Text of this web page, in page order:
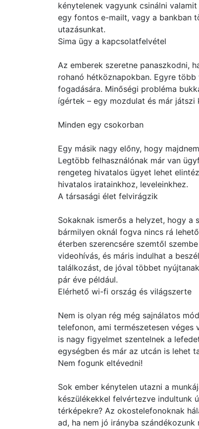
kénytelenek vagyunk csinálni
egy fontos e-mailt, vagy a bankban
utazásunkat.
Sima ügy a kapcsolatfelvétel
Az emberek szeretne panaszkodni,
rohanó hétköznapokban. Egyre
fogadására. Minőségi probléma
ígértek – egy mozdulat és már játszi
Minden egy csokorban
Egy másik nagy előny, hogy
Legtöbb felhasználónak már van
rengeteg hivatalos ügyet lehet
hivatalos iratainkhoz, leveleinkhez.
A társasági élet felvirágzik
Sokaknak ismerős a helyzet, hogy a
bármilyen oknál fogva nincs rá
éterben szerencsére szemtől
videohívás, és máris indulhat a
találkozást, de jóval többet
pár éve például.
Elérhető wi-fi ország és világszerte
Nem is olyan rég még sajnálatos
telefonon, ami természetesen véges
is nagy figyelmet szentelnek a
egységben és már az utcán is lehet
Nem fogunk eltévedni!
Sok ember kénytelen utazni a
készülékekkel felvértezve indultunk
térképekre? Az okostelefonoknak
ad, ha nem jó irányba szándékozunk